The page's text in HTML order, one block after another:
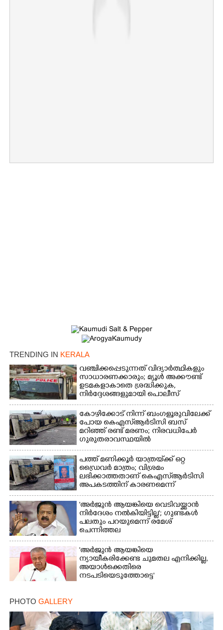
TRENDING IN KERALA
വഞ്ചിക്കപ്പെടുന്നത് വിദ്യാർത്ഥികളും
സാധാരണക്കാരും; മ്യൂൾ അക്കൗണ്ട്
ഉടമകളാകാതെ ശ്രദ്ധിക്കുക,
നിർദ്ദേശങ്ങളുമായി പൊലീസ്
കോഴിക്കോട് നിന്ന് ബംഗളൂരുവിലേക്ക്
പോയ കെഎസ്‌ആർടിസി ബസ്
മറിഞ്ഞ് രണ്ട് മരണം; നിരവധിപേർ
ഗുരുതരാവസ്ഥയിൽ
പത്ത് മണിക്കൂർ യാത്രയ്‌ക്ക് ഒറ്റ
ഡ്രൈവർ മാത്രം; വിശ്രമം
ലഭിക്കാത്തതാണ് കെഎസ്‌ആർടിസി
അപകടത്തിന് കാരണമെന്ന്
വിമർശനം
'അർജുൻ ആയങ്കിയെ വെടിവയ്ക്കാൻ
നിർദേശം നൽകിയിട്ടില്ല'; ഗുണ്ടകൾ
പലതും പറയുമെന്ന് രമേശ്
ചെന്നിത്തല
'അർജുൻ ആയങ്കിയെ
ന്യായീകരിക്കേണ്ട ചുമതല എനിക്കില്ല,
അയാൾക്കെതിരെ
നടപടിയെടുത്തോട്ടെ'
PHOTO GALLERY
Copy Link